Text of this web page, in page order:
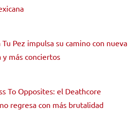
Pez impulsa su camino con nueva
y más conciertos
To Opposites: el Deathcore
regresa con más brutalidad